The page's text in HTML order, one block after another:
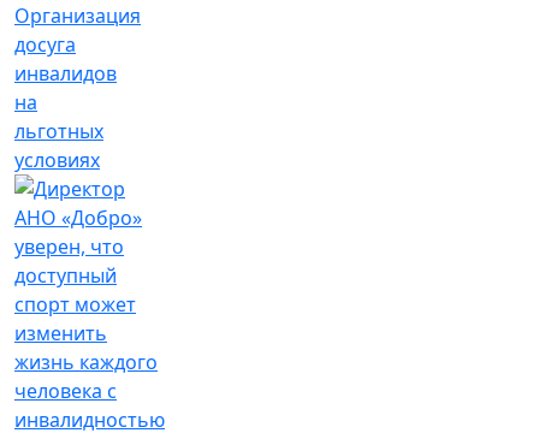
Организация
досуга
инвалидов
на
льготных
условиях